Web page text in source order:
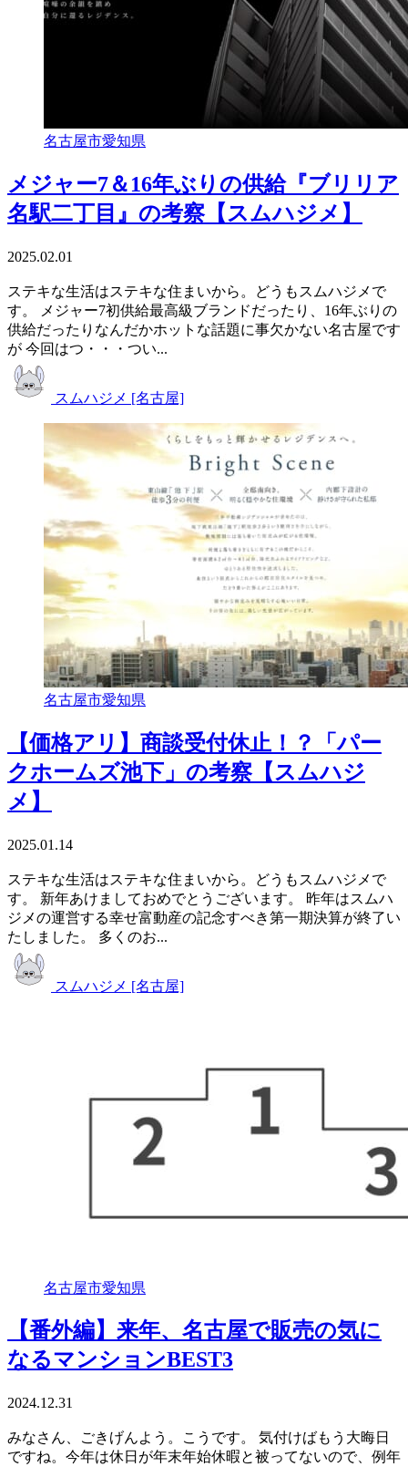
名古屋市愛知県
メジャー7＆16年ぶりの供給『ブリリア
名駅二丁目』の考察【スムハジメ】
2025.02.01
ステキな生活はステキな住まいから。どうもスムハジメで
す。 メジャー7初供給最高級ブランドだったり、16年ぶりの
供給だったりなんだかホットな話題に事欠かない名古屋です
が 今回はつ・・・つい...
スムハジメ [名古屋]
名古屋市愛知県
【価格アリ】商談受付休止！？「パー
クホームズ池下」の考察【スムハジ
メ】
2025.01.14
ステキな生活はステキな住まいから。どうもスムハジメで
す。 新年あけましておめでとうございます。 昨年はスムハ
ジメの運営する幸せ富動産の記念すべき第一期決算が終了い
たしました。 多くのお...
スムハジメ [名古屋]
名古屋市愛知県
【番外編】来年、名古屋で販売の気に
なるマンションBEST3
2024.12.31
みなさん、ごきげんよう。こうです。 気付けばもう大晦日
ですね。今年は休日が年末年始休暇と被ってないので、例年